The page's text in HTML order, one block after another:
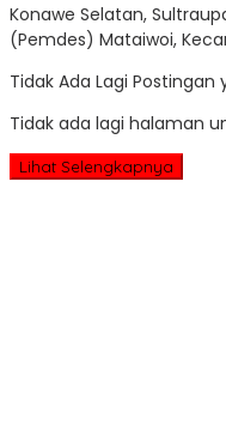
Konawe Selatan,
(Pemdes) Mataiwoi,
Tidak Ada Lagi Postingan
Tidak ada lagi halaman
Lihat Selengkapnya